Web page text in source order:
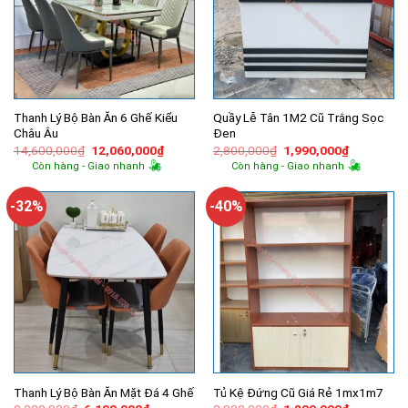
Thanh Lý Bộ Bàn Ăn 6 Ghế Kiểu
Châu Âu
14,600,000₫ Giá
gốc
là:
12,060,000₫Giá
hiện
12,060,000₫.
Còn hàng - Giao nhanh
Quầy Lễ Tân 1M2 Cũ Trắng Sọc
Đen
2,800,000₫ Giá
gốc
là:
1,990,000₫Giá
hiện
tại
Còn hàng - Giao nhanh
-32%
Thanh Lý Bộ Bàn Ăn Mặt Đá 4 Ghế
-40%
Tủ Kệ Đứng Cũ Giá Rẻ 1mx1m7